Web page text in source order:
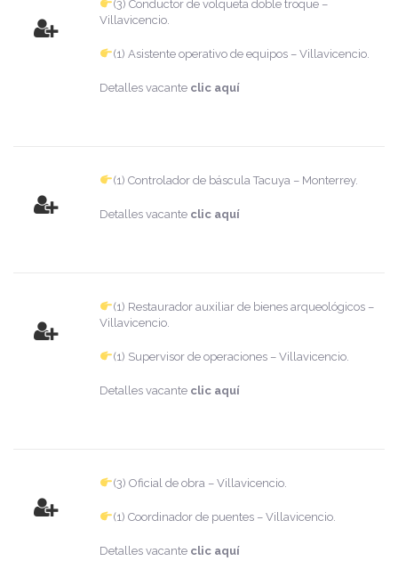
(3) Conductor de volqueta doble troque –
Villavicencio.
(1) Asistente operativo de equipos – Villavicencio.
Detalles vacante clic aquí
(1) Controlador de báscula Tacuya – Monterrey.
Detalles vacante clic aquí
(1) Restaurador auxiliar de bienes arqueológicos –
Villavicencio.
(1) Supervisor de operaciones – Villavicencio.
Detalles vacante clic aquí
(3) Oficial de obra – Villavicencio.
(1) Coordinador de puentes – Villavicencio.
Detalles vacante clic aquí